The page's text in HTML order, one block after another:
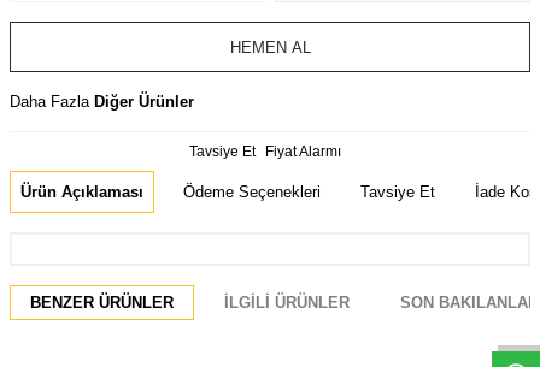
Whatsapp
HEMEN AL
Daha Fazla Diğer Ürünler
Tavsiye Et Fiyat Alarmı
Ürün Açıklaması Ödeme Seçenekleri Tavsiye Et İade
BENZER ÜRÜNLER İLGILI ÜRÜNLER SON BAKILANLAR